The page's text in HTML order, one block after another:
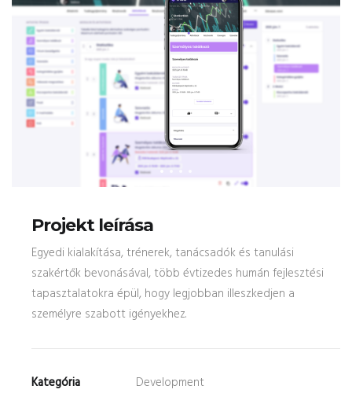
Projekt leírása
Egyedi kialakítása, trénerek, tanácsadók és tanulási
szakértők bevonásával, több évtizedes humán fejlesztési
tapasztalatokra épül, hogy legjobban illeszkedjen a
személyre szabott igényekhez.
Kategória
Development